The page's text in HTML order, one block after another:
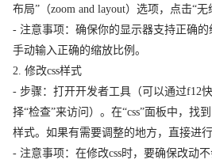
布局”（zoom and layout）选项，点击“无
- 注意事项：确保你的显示器支持正确
手动输入正确的缩放比例。
2. 修改css样式
- 步骤：打开开发者工具（可以通过f12
择“检查”来访问）。在“css”面板中，找
样式。如果有需要调整的地方，直接进行
- 注意事项：在修改css时，要确保改动